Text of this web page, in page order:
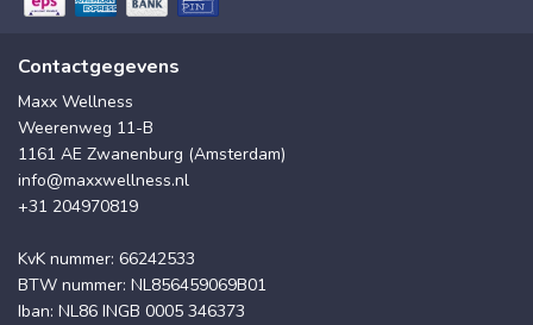
Contactgegevens
Maxx Wellness
Weerenweg 11-B
1161 AE Zwanenburg (Amsterdam)
info@maxxwellness.nl
+31 204970819
KvK nummer: 66242533
BTW nummer: NL856459069B01
Iban: NL86 INGB 0005 346373